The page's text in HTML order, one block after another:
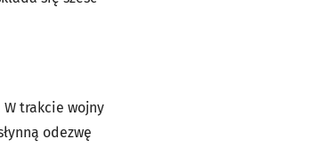
trakcie wojny
odezwę